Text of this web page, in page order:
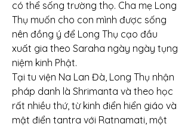
có thể sống trường thọ. Cha mẹ Long
Thụ muốn cho con mình được sống
nên đồng ý để Long Thụ cạo đầu
xuất gia theo Saraha ngày ngày tụng
niệm kinh Phật.
Tại tu viện Na Lan Đà, Long Thụ nhận
pháp danh là Shrimanta và theo học
rất nhiều thứ, từ kinh điển hiển giáo và
mật điển tantra với Ratnamati, một